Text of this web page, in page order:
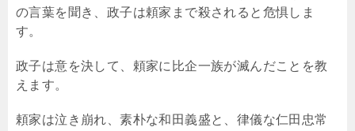
の言葉を聞き、政子は頼家まで殺されると危惧しま
す。
政子は意を決して、頼家に比企一族が滅んだことを教
えます。
頼家は泣き崩れ、素朴な和田義盛と、律儀な仁田忠常